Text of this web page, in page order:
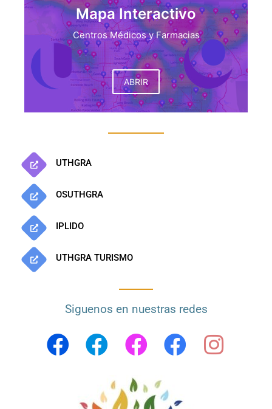
Mapa Interactivo
Centros Médicos y Farmacias
ABRIR
UTHGRA
OSUTHGRA
IPLIDO
UTHGRA TURISMO
Siguenos en nuestras redes